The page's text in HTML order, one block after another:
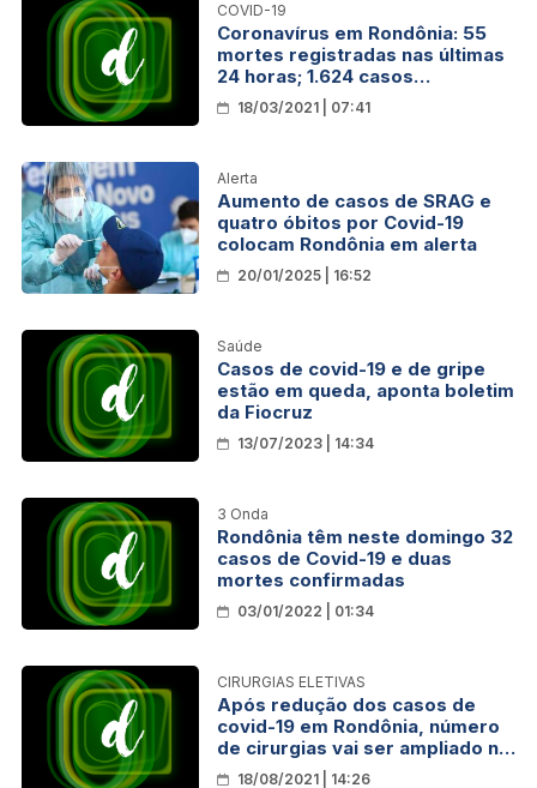
COVID-19
Coronavírus em Rondônia: 55
mortes registradas nas últimas
24 horas; 1.624 casos
confirmados
18/03/2021 | 07:41
Alerta
Aumento de casos de SRAG e
quatro óbitos por Covid-19
colocam Rondônia em alerta
20/01/2025 | 16:52
Saúde
Casos de covid-19 e de gripe
estão em queda, aponta boletim
da Fiocruz
13/07/2023 | 14:34
3 Onda
Rondônia têm neste domingo 32
casos de Covid-19 e duas
mortes confirmadas
03/01/2022 | 01:34
CIRURGIAS ELETIVAS
Após redução dos casos de
covid-19 em Rondônia, número
de cirurgias vai ser ampliado no
Hospital Regional de Cacoal
18/08/2021 | 14:26